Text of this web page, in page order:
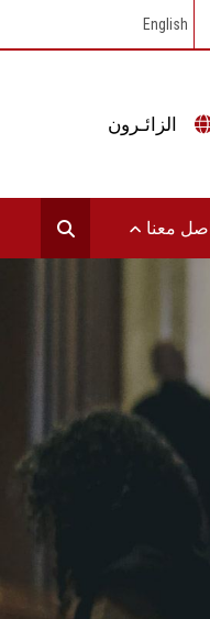
English
معنا